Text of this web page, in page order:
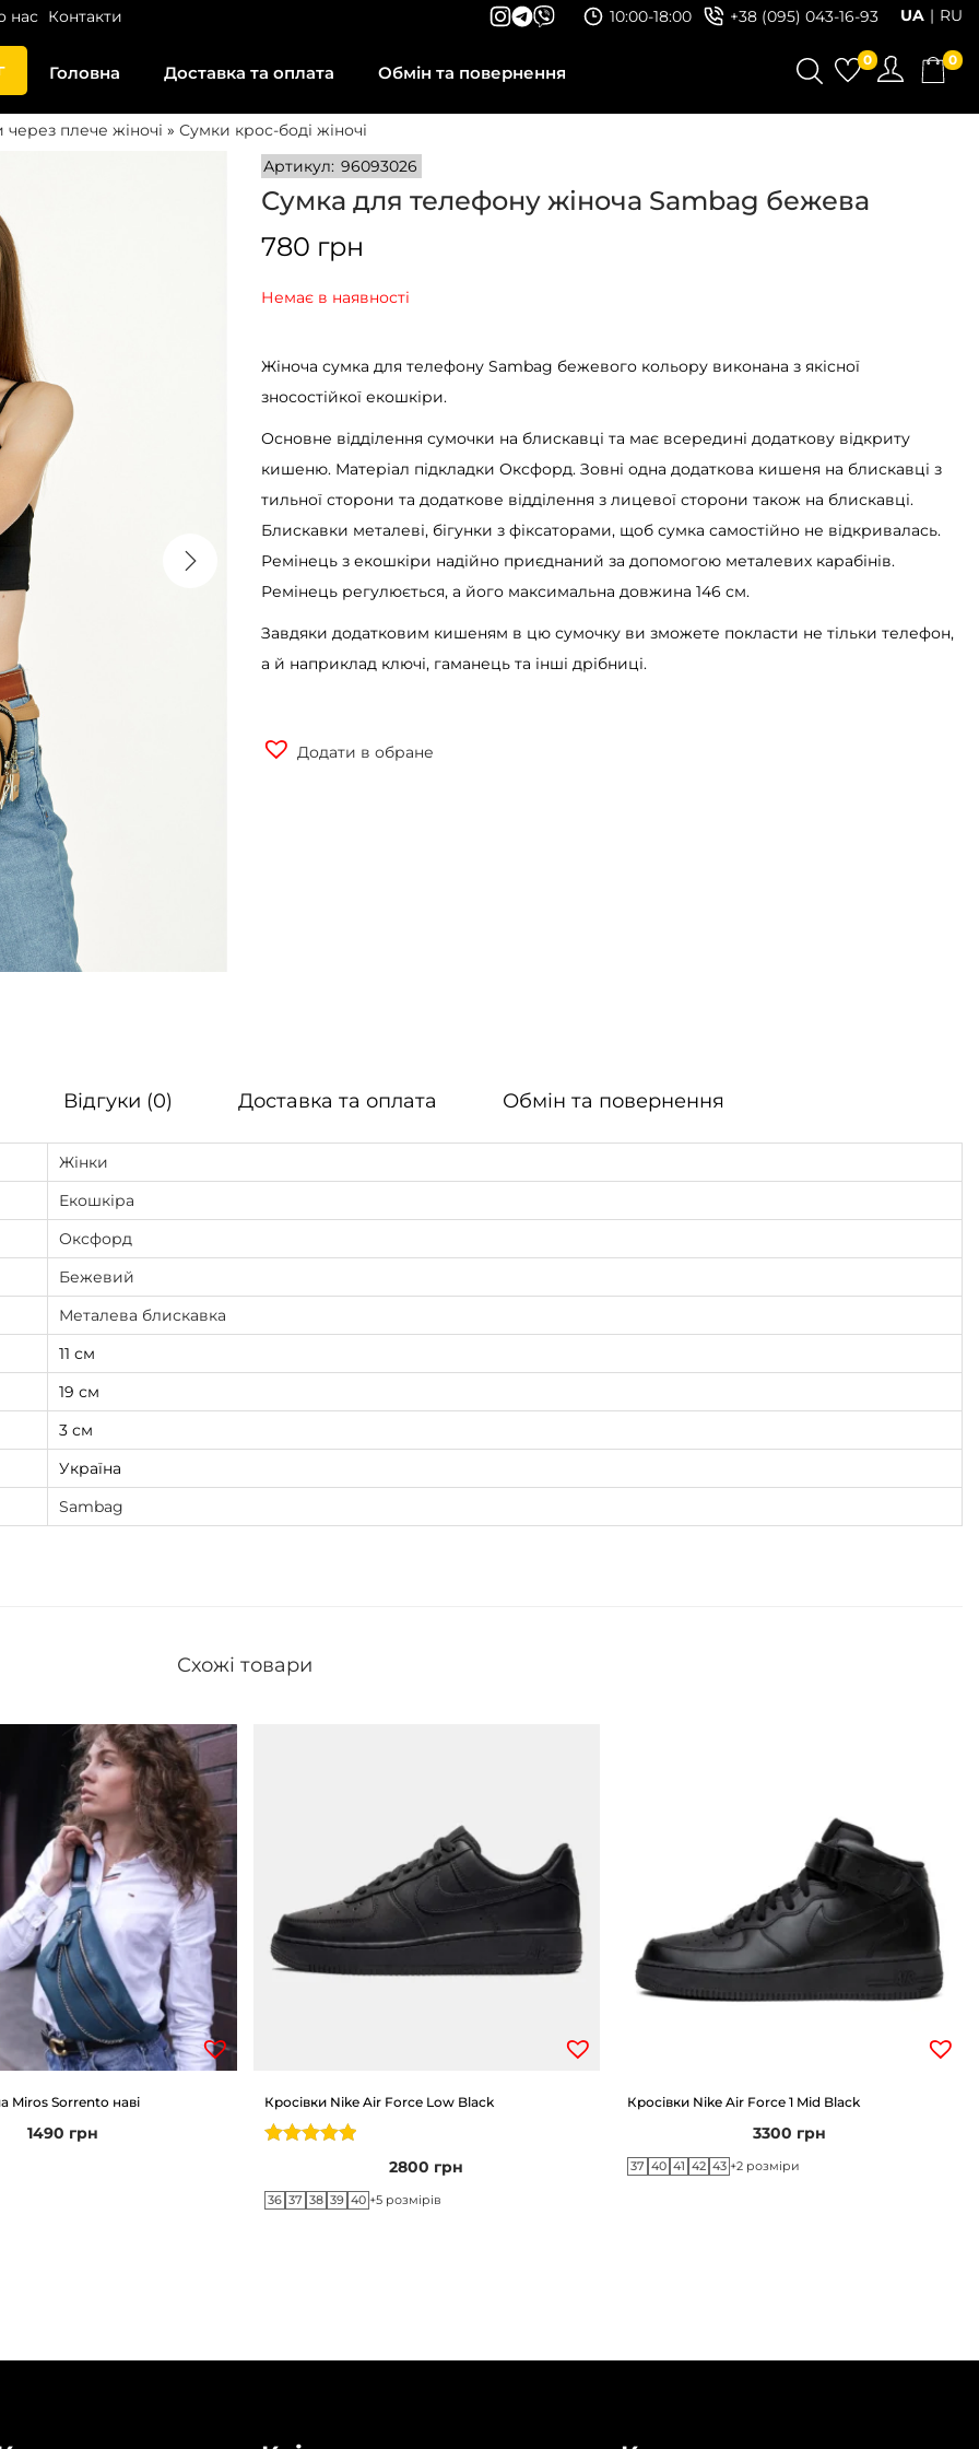
нас Контакти 10:00-18:00 +38 (095) 043-16-93 UA RU
Головна Доставка та оплата Обмін та повернення
0 0
плече жіночі » Сумки крос-боді жіночі
Артикул: 96093026
Сумка для телефону жіноча Sambag бежева
780 грн
Немає в наявності
Жіноча сумка для телефону Sambag бежевого кольору виконана з якісної
зносостійкої екошкіри.
Основне відділення сумочки на блискавці та має всередині додаткову відкриту
кишеню. Матеріал підкладки Оксфорд. Зовні одна додаткова кишеня на блискавці з
тильної сторони та додаткове відділення з лицевої сторони також на блискавці.
Блискавки металеві, бігунки з фіксаторами, щоб сумка самостійно не відкривалась.
Ремінець з екошкіри надійно приєднаний за допомогою металевих карабінів.
Ремінець регулюється, а його максимальна довжина 146 см.
Завдяки додатковим кишеням в цю сумочку ви зможете покласти не тільки телефон,
а й наприклад ключі, гаманець та інші дрібниці.
Додати в обране
Відгуки (0) Доставка та оплата Обмін та повернення
Жінки
Екошкіра
Оксфорд
Бежевий
Металева блискавка
11 см
19 см
3 см
Україна
Sambag
Схожі товари
Miros Sorrento наві
1490 грн
Кросівки Nike Air Force Low Black
2800 грн
36 37 38 39 40 +5 розмірів
Кросівки Nike Air Force 1 Mid Black
3300 грн
37 40 41 42 43 +2 розміри